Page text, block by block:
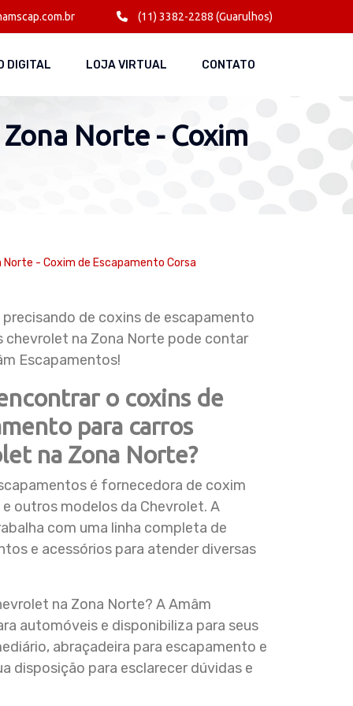
(11) 3382-2288 (Guarulhos)
DIGITAL LOJA VIRTUAL CONTATO
Norte - Coxim
- Coxim de Escapamento Corsa
precisando de coxins de escapamento
chevrolet na Zona Norte pode contar
Escapamentos!
o coxins de
para carros
na Zona Norte?
é fornecedora de coxim
e outros modelos da Chevrolet. A
com uma linha completa de
e acessórios para atender diversas
na Zona Norte? A Amâm
automóveis e disponibiliza para seus
abraçadeira para escapamento e
disposição para esclarecer dúvidas e